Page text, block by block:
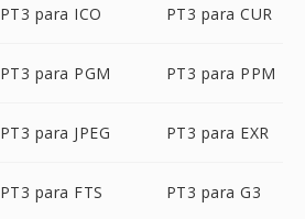
PT3 para ICO PT3 para CUR
PT3 para PGM PT3 para PPM
PT3 para JPEG PT3 para EXR
PT3 para FTS PT3 para G3